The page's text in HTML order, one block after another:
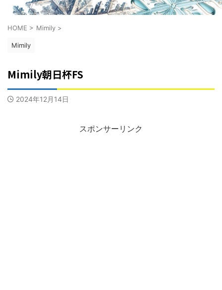
HOME > Mimily >
Mimily
Mimily朝日杯FS
2024年12月14日
スポンサーリンク